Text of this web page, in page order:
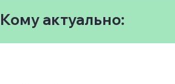
Кому актуально: